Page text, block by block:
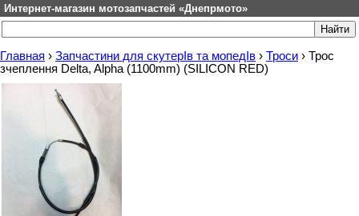
Интернет-магазин мотозапчастей «Днепрмото»
Главная › Запчастини для скутерІв та мопедІв › Троси › Трос
зчеплення Delta, Alpha (1100mm) (SILICON RED)